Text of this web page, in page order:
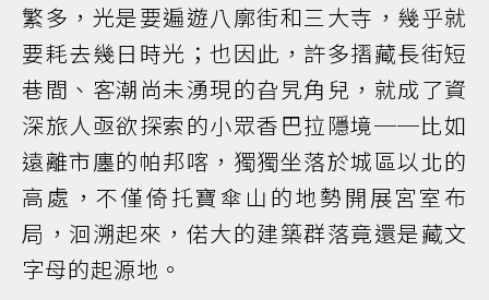
繁多，光是要遍遊八廓街和三大寺，幾乎就
要耗去幾日時光；也因此，許多摺藏長街短
巷間、客潮尚未湧現的旮旯角兒，就成了資
深旅人亟欲探索的小眾香巴拉隱境──比如
遠離市廛的帕邦喀，獨獨坐落於城區以北的
高處，不僅倚托寶傘山的地勢開展宮室布
局，洄溯起來，偌大的建築群落竟還是藏文
字母的起源地。